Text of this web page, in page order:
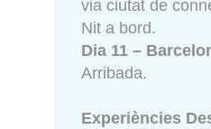
via ciutat de
Nit a bord.
Dia 11 –
Arribada.
Experiències